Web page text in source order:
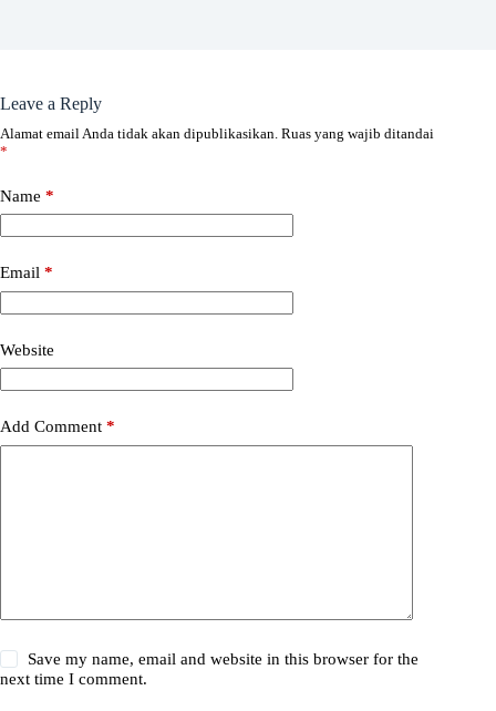
Leave a Reply
Alamat email Anda tidak akan dipublikasikan. Ruas yang wajib ditandai
*
Name *
Email *
Website
Add Comment *
Save my name, email and website in this browser for the
next time I comment.